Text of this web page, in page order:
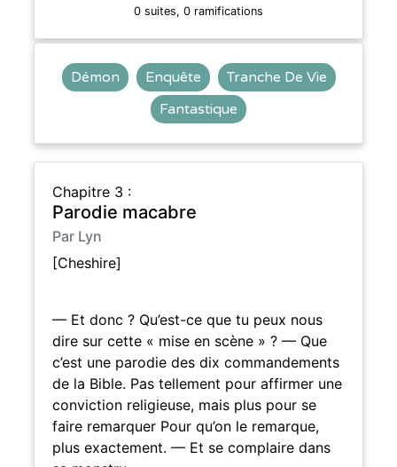
0 suites, 0 ramifications
Démon Enquête
Tranche De Vie
Fantastique
Chapitre 3 :
Parodie macabre
Par Lyn
[Cheshire]
— Et donc ? Qu’est-ce que tu peux nous
dire sur cette « mise en scène » ? — Que
c’est une parodie des dix commandements
de la Bible. Pas tellement pour affirmer une
conviction religieuse, mais plus pour se
faire remarquer Pour qu’on le remarque,
plus exactement. — Et se complaire dans